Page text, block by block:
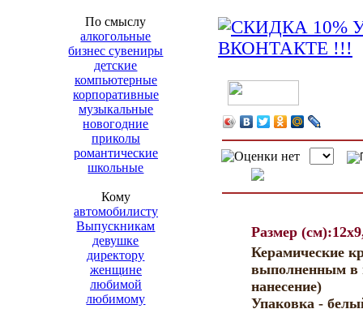
По смыслу
алкогольные
бизнес сувениры
детские
компьютерные
корпоративные
музыкальные
новогодние
приколы
романтические
школьные
Кому
автомобилисту
Выпускникам
девушке
директору
женщине
любимой
любимому
Размер
Керамические
выполненным в
нанесение)
Упаковка -